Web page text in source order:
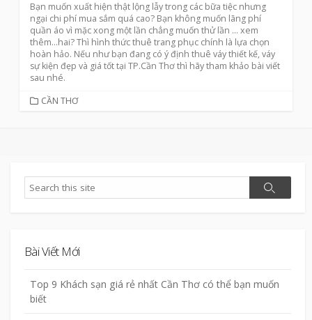
Bạn muốn xuất hiện thật lộng lẫy trong các bữa tiệc nhưng
ngại chi phí mua sắm quá cao? Bạn không muốn lãng phí
quần áo vì mặc xong một lần chẳng muốn thử lần … xem
thêm…hai? Thì hình thức thuê trang phục chính là lựa chọn
hoàn hảo. Nếu như bạn đang có ý định thuê váy thiết kế, váy
sự kiện đẹp và giá tốt tại TP.Cần Thơ thì hãy tham khảo bài viết
sau nhé.
CATEGORIES
CẦN THƠ
Search
Search
Bài Viết Mới
Top 9 Khách sạn giá rẻ nhất Cần Thơ có thể bạn muốn
biết